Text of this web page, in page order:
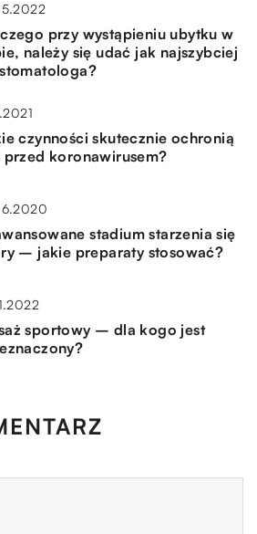
przy wystąpieniu ubytku w
należy się udać jak najszybciej
czynności skutecznie ochronią
przed koronawirusem?
stadium starzenia się
– jakie preparaty stosować?
sportowy – dla kogo jest